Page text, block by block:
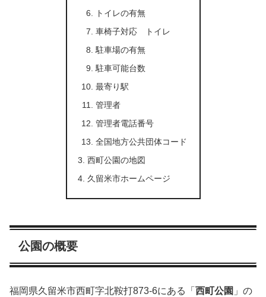
トイレの有無
車椅子対応 トイレ
駐車場の有無
駐車可能台数
最寄り駅
管理者
管理者電話番号
全国地方公共団体コード
西町公園の地図
久留米市ホームページ
公園の概要
福岡県久留米市西町字北鞍打873-6にある「 西町公園 」の